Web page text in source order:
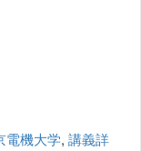
電機大学,講義詳